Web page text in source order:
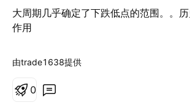
大周期几乎确定了下跌低点的范围。。
作用
由trade1638提供
0